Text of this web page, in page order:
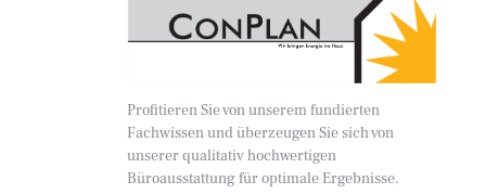
Profitieren Sie von unserem fundierten
Fachwissen und überzeugen Sie sich von
unserer qualitativ hochwertigen
Büroausstattung für optimale Ergebnisse.